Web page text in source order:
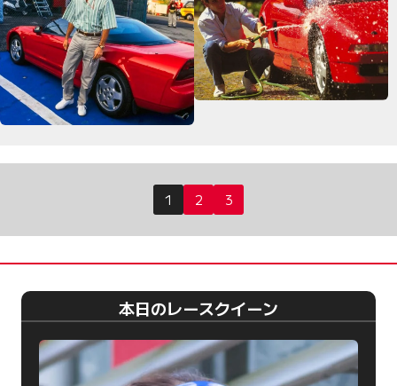
の
ペ
ー
ジ
送
り
1 2 3
本日のレースクイーン